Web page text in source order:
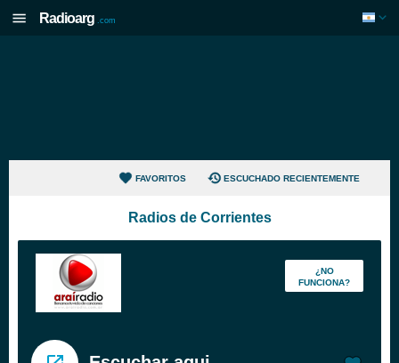
Radioarg .com
FAVORITOS ESCUCHADO RECIENTEMENTE
Radios de Corrientes
¿NO
FUNCIONA?